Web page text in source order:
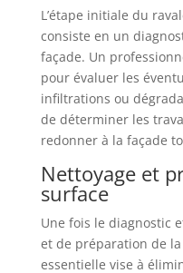
L’étape initiale du
consiste en un
façade. Un
pour évaluer les
infiltrations ou
de déterminer les
redonner à la façade
Nettoyage et
surface
Une fois le diagnostic
et de préparation de
essentielle vise à